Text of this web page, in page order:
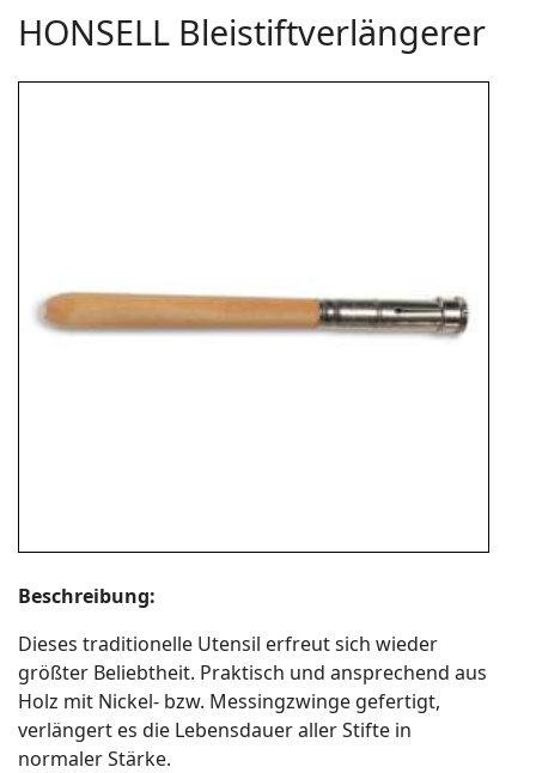
HONSELL Bleistiftverlängerer
Beschreibung:
Dieses traditionelle Utensil erfreut sich wieder
größter Beliebtheit. Praktisch und ansprechend aus
Holz mit Nickel- bzw. Messingzwinge gefertigt,
verlängert es die Lebensdauer aller Stifte in
normaler Stärke.